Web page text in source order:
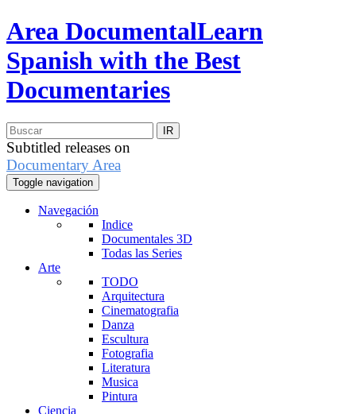
Area DocumentalLearn
Spanish with the Best
Documentaries
Subtitled releases on
Documentary Area
Toggle navigation
Navegación
Indice
Documentales 3D
Todas las Series
Arte
TODO
Arquitectura
Cinematografia
Danza
Escultura
Fotografia
Literatura
Musica
Pintura
Ciencia